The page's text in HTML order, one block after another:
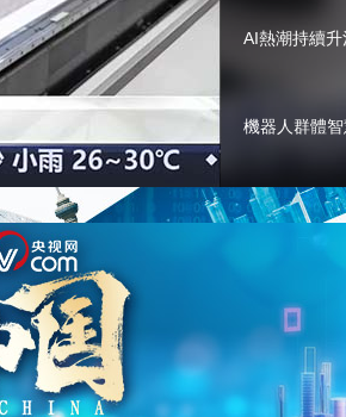
顏選攻略 海洋 時尚
AI熱潮持續
機器人群體